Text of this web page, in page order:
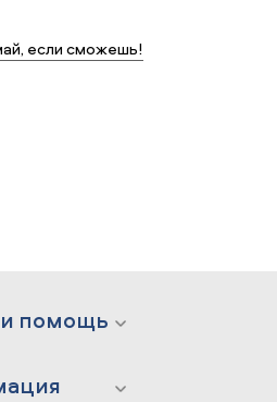
если сможешь!
помощь